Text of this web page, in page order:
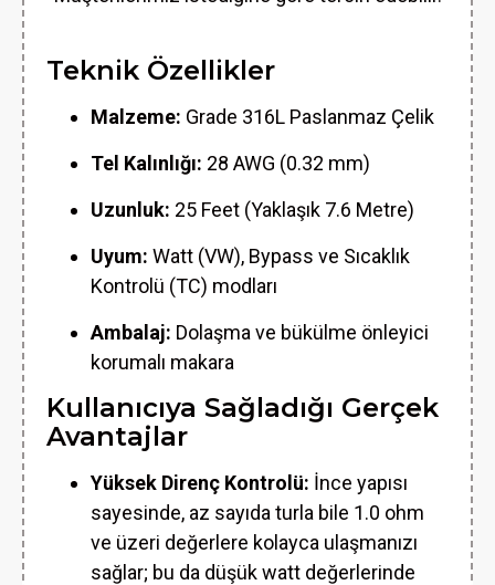
Teknik Özellikler
Malzeme: Grade 316L Paslanmaz Çelik
Tel Kalınlığı: 28 AWG (0.32 mm)
Uzunluk: 25 Feet (Yaklaşık 7.6 Metre)
Uyum: Watt (VW), Bypass ve Sıcaklık
Kontrolü (TC) modları
Ambalaj: Dolaşma ve bükülme önleyici
korumalı makara
Kullanıcıya Sağladığı Gerçek
Avantajlar
Yüksek Direnç Kontrolü: İnce yapısı
sayesinde, az sayıda turla bile 1.0 ohm
ve üzeri değerlere kolayca ulaşmanızı
sağlar; bu da düşük watt değerlerinde